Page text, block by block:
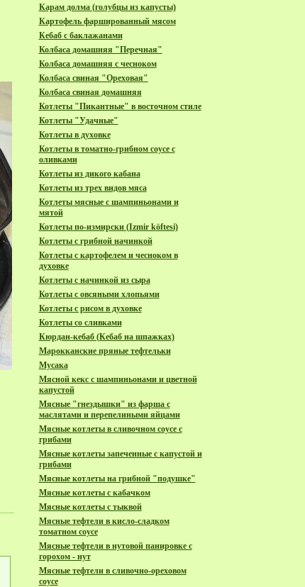
Карам долма (голубцы из капусты)
Картофель фаршированный мясом
Кебаб с баклажанами
Колбаса домашняя "Перечная"
Колбаса домашняя с чесноком
Колбаса свиная "Ореховая"
Колбаса свиная домашняя
Котлеты "Пикантные" в восточном стиле
Котлеты "Удачные"
Котлеты в духовке
Котлеты в томатно-грибном соусе с
оливками
Котлеты из дикого кабана
Котлеты из трех видов мяса
Котлеты мясные с шампиньонами и
мятой
Котлеты по-измирски (Izmir köftesi)
Котлеты с грибной начинкой
Котлеты с картофелем и чесноком в
духовке
Котлеты с начинкой из сыра
Котлеты с овсяными хлопьями
Котлеты с рисом в духовке
Котлеты со сливками
Кюрдан-кебаб (Кебаб на шпажках)
Марокканские пряные тeфтельки
Мусака
Мясной кекс с шампиньонами и цветной
капустой
Мясные "гнездышки" из фарша с
маслятами и перепелиными яйцами
Мясные котлеты в сливочном соусе с
грибами
Мясные котлеты запеченные с капустой и
грибами
Мясные котлеты на грибной "подушке"
Мясные котлеты с кабачком
Мясные котлеты с тыквой
Мясные тефтели в кисло-сладком
томатном соусе
Мясные тефтели в нутовой панировке с
горохом - нут
Мясные тефтели в сливочно-ореховом
соусе